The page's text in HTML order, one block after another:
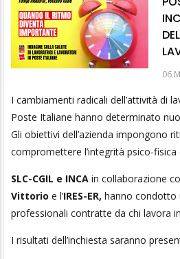
06
I cambiamenti radicali dell’attività di
Poste Italiane hanno determinato
Gli obiettivi dell’azienda impongono
compromettere l’integrità psico-fisica
SLC-CGIL e INCA in collaborazione
Vittorio e l’IRES-ER, hanno condotto
professionali contratte da chi lavora
I risultati dell’inchiesta saranno